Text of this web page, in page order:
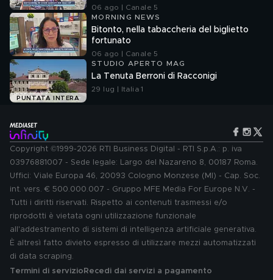
06 ago | Canale 5
MORNING NEWS
Bitonto, nella tabaccheria del biglietto
fortunato
06 ago | Canale 5
PUNTATA INTERA
STUDIO APERTO MAG
La Tenuta Berroni di Racconigi
29 lug | Italia 1
Copyright ©1999-2026 RTI Business Digital - RTI S.p.A.: p. iva
03976881007 - Sede legale: Largo del Nazareno 8, 00187 Roma.
Uffici: Viale Europa 46, 20093 Cologno Monzese (MI) - Cap. Soc.
int. vers. € 500.000.007 - Gruppo MFE Media For Europe N.V. -
Tutti i diritti riservati. Rispetto ai contenuti trasmessi e/o
riprodotti è vietata ogni utilizzazione funzionale
all'addestramento di sistemi di intelligenza artificiale generativa.
È altresì fatto divieto espresso di utilizzare mezzi automatizzati
di data scraping.
Termini di servizio Recedi dai servizi a pagamento